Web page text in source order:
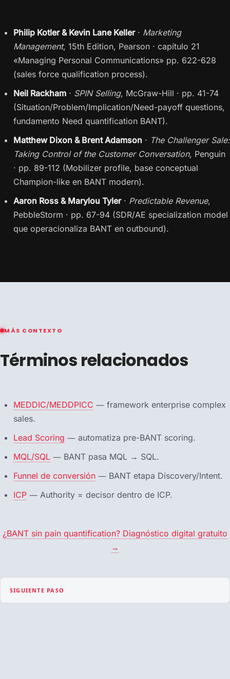
Philip Kotler & Kevin Lane Keller· Marketing
Management, 15th Edition, Pearson · capítulo 21
«Managing Personal Communications» pp. 622-628
(sales force qualification process).
Neil Rackham · SPIN Selling, McGraw-Hill · pp. 41-74
(Situation/Problem/Implication/Need-payoff questions,
fundamento Need quantification BANT).
Matthew Dixon & Brent Adamson · The Challenger Sale:
Taking Control of the Customer Conversation, Penguin
· pp. 89-112 (Mobilizer profile, base conceptual
Champion-like en BANT modern).
Aaron Ross & Marylou Tyler· Predictable Revenue,
PebbleStorm · pp. 67-94 (SDR/AE specialization model
que operacionaliza BANT en outbound).
MÁS CONTEXTO
Términos relacionados
MEDDIC/MEDDPICC — framework enterprise complex
sales.
Lead Scoring — automatiza pre-BANT scoring.
MQL/SQL — BANT pasa MQL → SQL.
Funnel de conversión — BANT etapa Discovery/Intent.
ICP — Authority = decisor dentro de ICP.
¿BANT sin pain quantification? Diagnóstico digital gratuito
→
SIGUIENTE PASO